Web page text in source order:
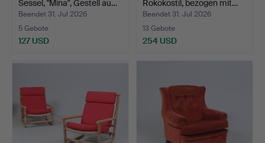
Sessel, "Mina", Gestell au…
Beendet 31. Jul 2026
5 Gebote
127 USD
Rokokostil, bezogen mit…
Beendet 31. Jul 2026
13 Gebote
254 USD